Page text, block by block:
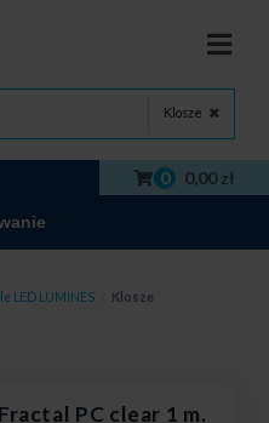
Klosze
0 0,00 zł
LED LUMINES Klosze
PC clear 1 m.